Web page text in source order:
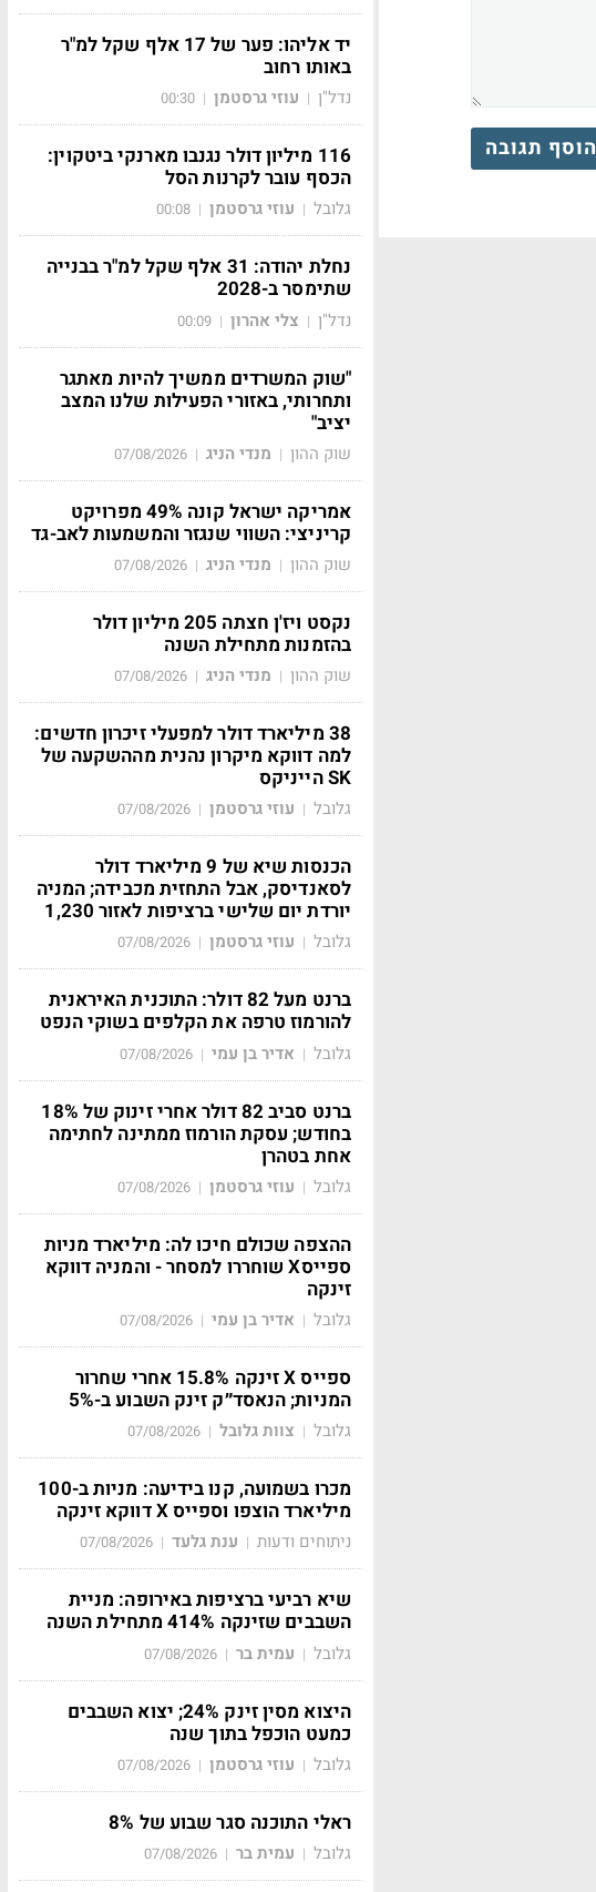
הוסף תגובה
יד אליהו: פער של 17 אלף שקל למ"ר
באותו רחוב
נדל"ן | עוזי גרסטמן |
00:30
116 מיליון דולר נגנבו מארנקי ביטקוין:
הכסף עובר לקרנות הסל
גלובל | עוזי גרסטמן |
00:08
נחלת יהודה: 31 אלף שקל למ"ר בבנייה
שתימסר ב-2028
נדל"ן | צלי אהרון |
00:09
"שוק המשרדים ממשיך להיות מאתגר
ותחרותי, באזורי הפעילות שלנו המצב
יציב"
שוק ההון | מנדי הניג |
07/08/2026
אמריקה ישראל קונה 49% מפרויקט
קריניצי: השווי שנגזר והמשמעות לאב-גד
שוק ההון | מנדי הניג |
07/08/2026
נקסט ויז'ן חצתה 205 מיליון דולר
בהזמנות מתחילת השנה
שוק ההון | מנדי הניג |
07/08/2026
38 מיליארד דולר למפעלי זיכרון חדשים:
למה דווקא מיקרון נהנית מההשקעה של
SK הייניקס
גלובל | עוזי גרסטמן |
07/08/2026
הכנסות שיא של 9 מיליארד דולר
לסאנדיסק, אבל התחזית מכבידה; המניה
יורדת יום שלישי ברציפות לאזור 1,230
גלובל | עוזי גרסטמן |
07/08/2026
ברנט מעל 82 דולר: התוכנית האיראנית
להורמוז טרפה את הקלפים בשוקי הנפט
גלובל | אדיר בן עמי |
07/08/2026
ברנט סביב 82 דולר אחרי זינוק של 18%
בחודש; עסקת הורמוז ממתינה לחתימה
אחת בטהרן
גלובל | עוזי גרסטמן |
07/08/2026
ההצפה שכולם חיכו לה: מיליארד מניות
ספייסX שוחררו למסחר - והמניה דווקא
זינקה
גלובל | אדיר בן עמי |
07/08/2026
ספייס X זינקה 15.8% אחרי שחרור
המניות; הנאסד״ק זינק השבוע ב-5%
גלובל | צוות גלובל |
07/08/2026
מכרו בשמועה, קנו בידיעה: מניות ב-100
מיליארד הוצפו וספייס X דווקא זינקה
ניתוחים ודעות | ענת גלעד |
07/08/2026
שיא רביעי ברציפות באירופה: מניית
השבבים שזינקה 414% מתחילת השנה
גלובל | עמית בר |
07/08/2026
היצוא מסין זינק 24%; יצוא השבבים
כמעט הוכפל בתוך שנה
גלובל | עוזי גרסטמן |
07/08/2026
ראלי התוכנה סגר שבוע של 8%
גלובל | עמית בר |
07/08/2026